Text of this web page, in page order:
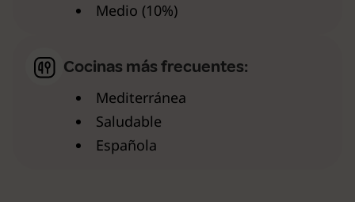
Medio (10%)
Cocinas más frecuentes:
Mediterránea
Saludable
Española